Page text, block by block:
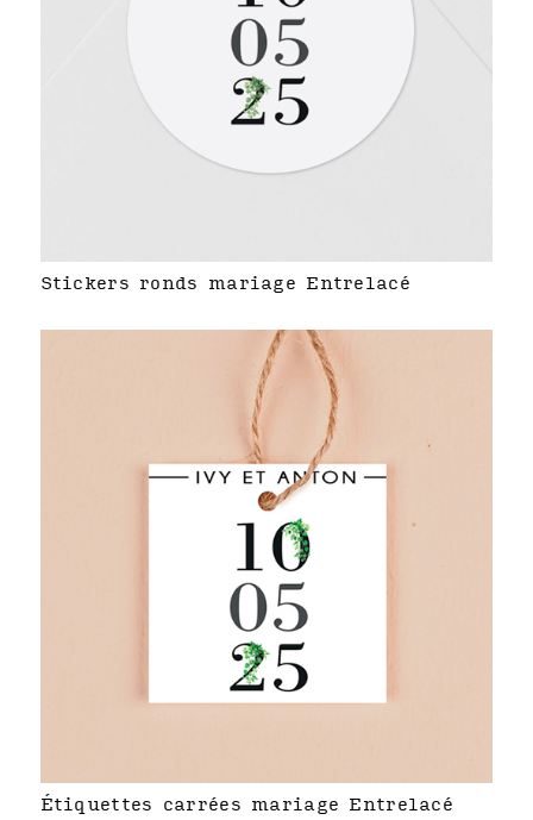
Stickers ronds mariage Entrelacé
Étiquettes carrées mariage Entrelacé